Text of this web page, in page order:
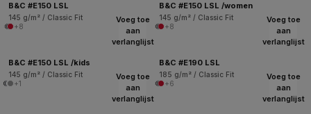
B&C #E150 LSL
145 g/m² / Classic Fit
+8
B&C #E150 LSL /women
145 g/m² / Classic Fit
+8
Voeg toe
aan
verlanglijst
B&C #E150 LSL /kids
145 g/m² / Classic Fit
+1
Voeg toe
aan
verlanglijst
B&C #E190 LSL
185 g/m² / Classic Fit
+6
Voeg toe
aan
verlanglijst
Voeg toe
aan
verlanglijst